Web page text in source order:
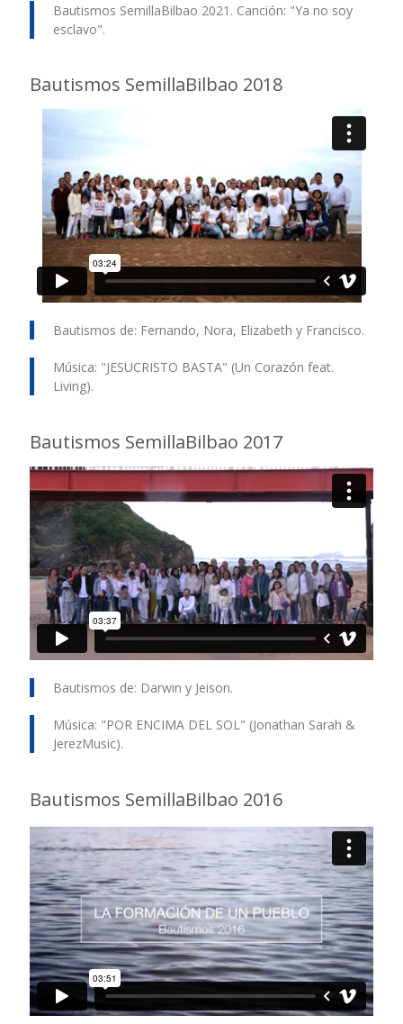
Bautismos SemillaBilbao 2021. Canción: "Ya no soy
esclavo".
Bautismos SemillaBilbao 2018
Bautismos de: Fernando, Nora, Elizabeth y Francisco.
Música: "JESUCRISTO BASTA" (Un Corazón feat.
Living).
Bautismos SemillaBilbao 2017
Bautismos de: Darwin y Jeison.
Música: "POR ENCIMA DEL SOL" (Jonathan Sarah &
JerezMusic).
Bautismos SemillaBilbao 2016